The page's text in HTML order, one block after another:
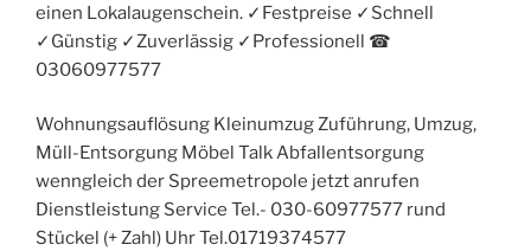
einen Lokalaugenschein. ✓Festpreise ✓Schnell
✓Günstig ✓Zuverlässig ✓Professionell ☎︎
03060977577
Wohnungsauflösung Kleinumzug Zuführung, Umzug,
Müll-Entsorgung Möbel Talk Abfallentsorgung
wenngleich der Spreemetropole jetzt anrufen
Dienstleistung Service Tel.- 030-60977577 rund
Stückel (+ Zahl) Uhr Tel.01719374577